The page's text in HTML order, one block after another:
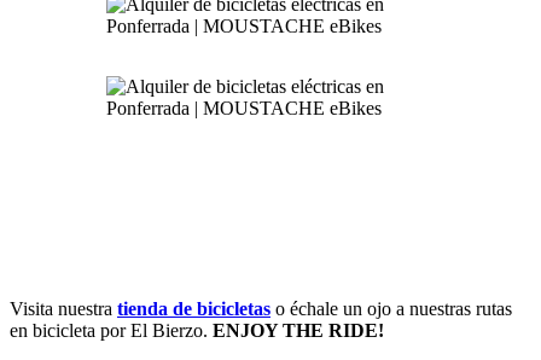
Visita nuestra tienda de bicicletas o échale un ojo a nuestras rutas
en bicicleta por El Bierzo. ENJOY THE RIDE!